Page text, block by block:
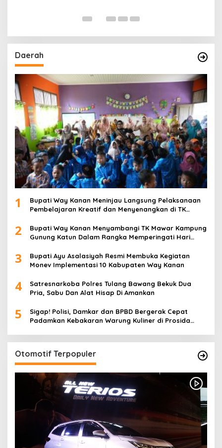
Daerah
1
Bupati Way Kanan Meninjau Langsung Pelaksanaan
Pembelajaran Kreatif dan Menyenangkan di TK
2
Bupati Way Kanan Menyambangi TK Mawar Kampung
Gunung Katun Dalam Rangka Memperingati Hari
3
Bupati Ayu Asalasiyah Resmi Membuka Kegiatan
Monev Implementasi 10 Kabupaten Way Kanan
4
Satresnarkoba Polres Tulang Bawang Bekuk Dua
Pria, Sabu Dan Alat Hisap Di Amankan
5
Sigap! Polisi, Damkar dan BPBD Bergerak Cepat
Padamkan Kebakaran Warung Kuliner di Prosida
Otomotif Terpopuler